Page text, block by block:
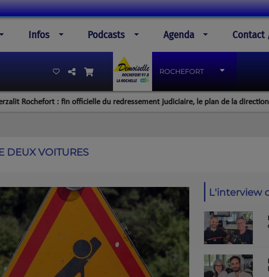
Infos Podcasts Agenda Contact
ROCHEFORT
: fin officielle du redressement judiciaire, le plan de la direction a été
DEUX VOITURES
L'interview